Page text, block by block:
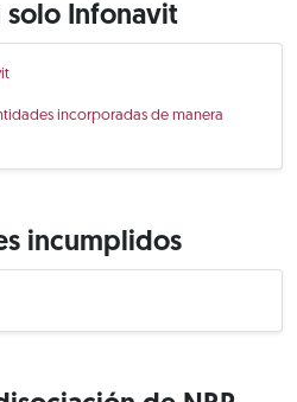
solo Infonavit
incorporadas de manera
incumplidos